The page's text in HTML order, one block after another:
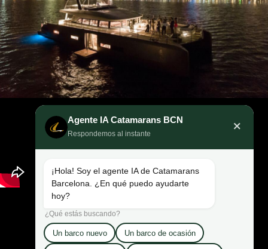
Agente IA Catamarans BCN
Respondemos al instante
×
¡Hola! Soy el agente IA de Catamarans
Barcelona. ¿En qué puedo ayudarte
hoy?
¿Qué estás buscando?
Un barco nuevo Un barco de ocasión